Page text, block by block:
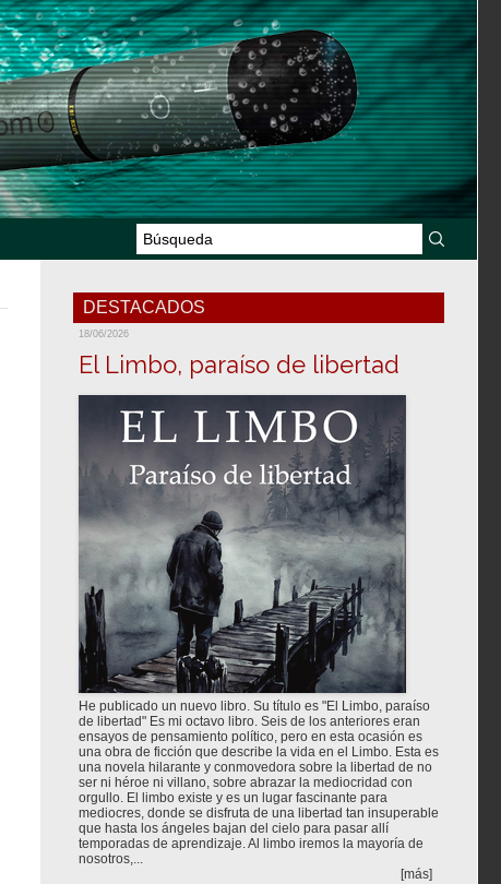
DESTACADOS
18/06/2026
El Limbo, paraíso de libertad
He publicado un nuevo libro. Su título es "El Limbo, paraíso
de libertad" Es mi octavo libro. Seis de los anteriores eran
ensayos de pensamiento político, pero en esta ocasión es
una obra de ficción que describe la vida en el Limbo. Esta es
una novela hilarante y conmovedora sobre la libertad de no
ser ni héroe ni villano, sobre abrazar la mediocridad con
orgullo. El limbo existe y es un lugar fascinante para
mediocres, donde se disfruta de una libertad tan insuperable
que hasta los ángeles bajan del cielo para pasar allí
temporadas de aprendizaje. Al limbo iremos la mayoría de
nosotros,...
[más]